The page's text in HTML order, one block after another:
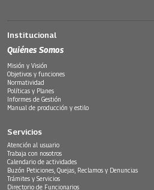
Institucional
Quiénes Somos
Misión y Visión
Objetivos y funciones
Normatividad
Políticas y Planes
Informes de Gestión
Manual de producción y estilo
Servicios
Atención al usuario
Trabaja con nosotros
Calendario de actividades
Buzón Peticiones, Quejas, Reclamos y Denuncias
Trámites y Servicios
Directorio de Funcionarios